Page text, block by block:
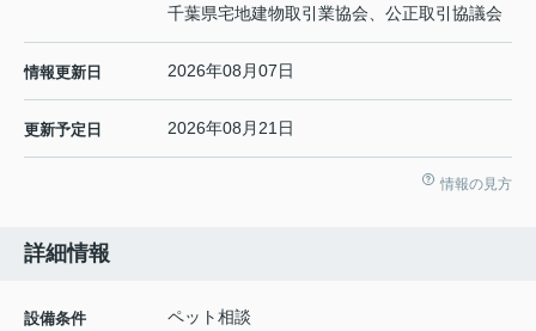
千葉県宅地建物取引業協会、公正取引協議会
情報更新日 2026年08月07日
更新予定日 2026年08月21日
情報の見方
詳細情報
設備条件
ペット相談